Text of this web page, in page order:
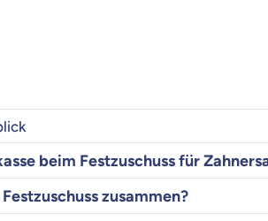
beim Festzuschuss für
zusammen?